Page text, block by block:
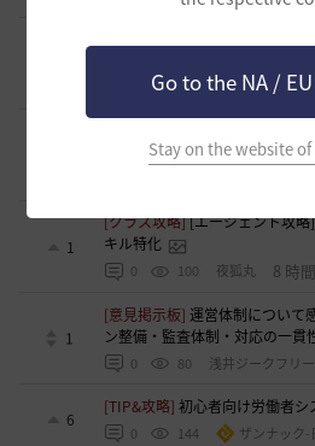
Go to the NA /
Stay on the website
68 浅井ジークフリ
呼びかけと、実際の難易度のギ
1
[クラス攻略][エージェント攻
キル特化
0 100 夜狐丸 8 時
1
[意見掲示板]運営体制について
ン整備・監査体制・対応の一貫
0 80 浅井ジークフリ
6
[TIP&攻略]初心者向け労働者シ
0 144 ザンナック-